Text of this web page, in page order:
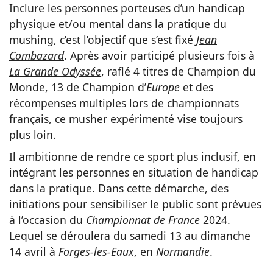
Inclure les personnes porteuses d’un handicap
physique et/ou mental dans la pratique du
mushing, c’est l’objectif que s’est fixé Jean
Combazard. Après avoir participé plusieurs fois à
La Grande Odyssée, raflé 4 titres de Champion du
Monde, 13 de Champion d’Europe et des
récompenses multiples lors de championnats
français, ce musher expérimenté vise toujours
plus loin.
Il ambitionne de rendre ce sport plus inclusif, en
intégrant les personnes en situation de handicap
dans la pratique. Dans cette démarche, des
initiations pour sensibiliser le public sont prévues
à l’occasion du Championnat de France 2024.
Lequel se déroulera du samedi 13 au dimanche
14 avril à Forges-les-Eaux, en Normandie.